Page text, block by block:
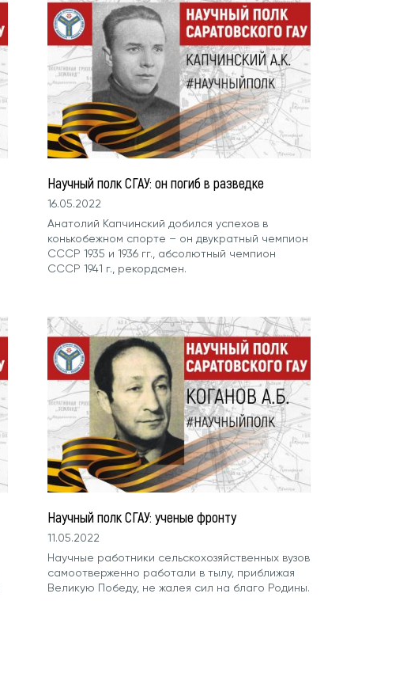
Научный полк СГАУ: он погиб в разведке
16.05.2022
Анатолий Капчинский добился успехов в
конькобежном спорте – он двукратный чемпион
СССР 1935 и 1936 гг., абсолютный чемпион
СССР 1941 г., рекордсмен.
Научный полк СГАУ: ученые фронту
11.05.2022
Научные работники сельскохозяйственных вузов
самоотверженно работали в тылу, приближая
Великую Победу, не жалея сил на благо Родины.